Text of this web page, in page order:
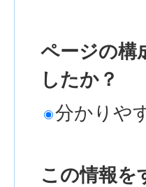
ページの構
したか？
分かりや
この情報を